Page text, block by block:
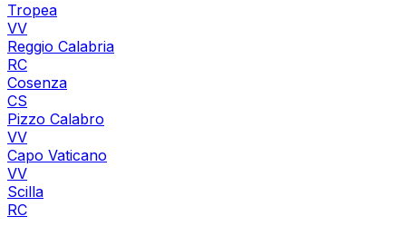
Tropea
VV
Reggio Calabria
RC
Cosenza
CS
Pizzo Calabro
VV
Capo Vaticano
VV
Scilla
RC